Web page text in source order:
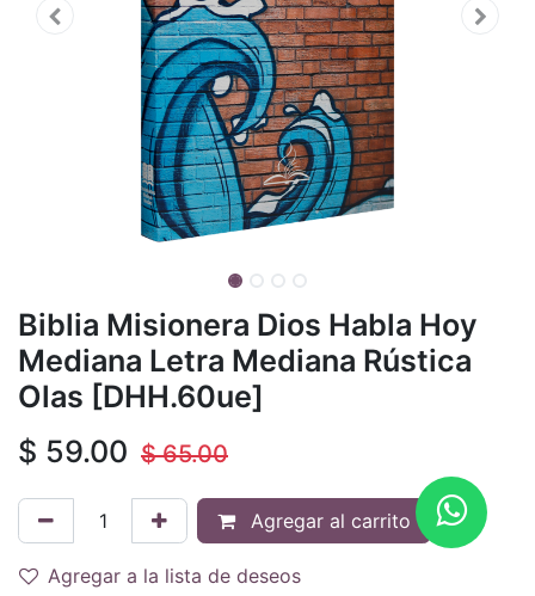
Biblia Misionera Dios Habla Hoy
Mediana Letra Mediana Rústica
Olas [DHH.60ue]
$ 59.00 $65.00
Agregar al carrito
Agregar a la lista de deseos